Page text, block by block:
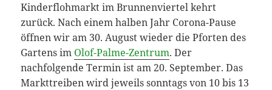
Kinderflohmarkt im Brunnenviertel kehrt
zurück. Nach einem halben Jahr Corona-Pause
öffnen wir am 30. August wieder die Pforten des
Gartens im Olof-Palme-Zentrum. Der
nachfolgende Termin ist am 20. September. Das
Markttreiben wird jeweils sonntags von 10 bis 13